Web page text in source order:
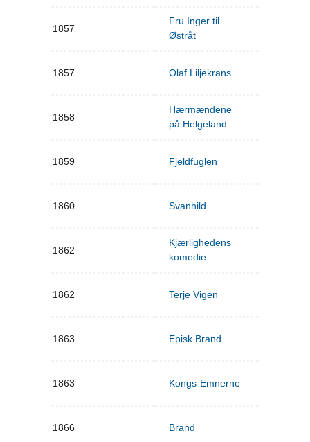
1857
Fru Inger til
Østråt
1857 Olaf Liljekrans
1858
Hærmændene
på Helgeland
1859 Fjeldfuglen
1860 Svanhild
1862
Kjærlighedens
komedie
1862 Terje Vigen
1863 Episk Brand
1863 Kongs-Emnerne
1866 Brand